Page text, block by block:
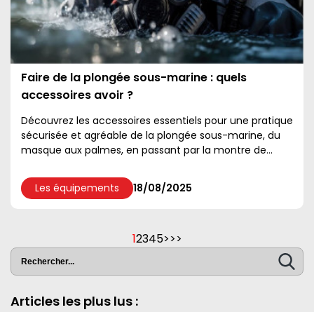
Faire de la plongée sous-marine : quels
accessoires avoir ?
Découvrez les accessoires essentiels pour une pratique
sécurisée et agréable de la plongée sous-marine, du
masque aux palmes, en passant par la montre de
Les équipements
18/08/2025
12345>>>
Articles les plus lus :